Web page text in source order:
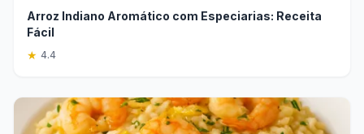
Arroz Indiano Aromático com Especiarias: Receita
Fácil
★ 4.4